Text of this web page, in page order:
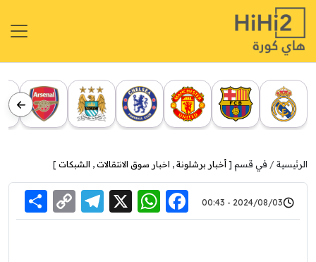
الرئيسية في قسم [ أخبار برشلونة , اخبار سوق الانتقالات , الشبكات ]
2024/08/03 - 00:43
Facebook
WhatsApp
X
Link